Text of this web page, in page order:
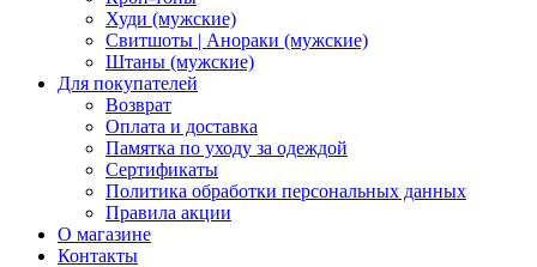
Худи (мужские)
Свитшоты | Анораки (мужские)
Штаны (мужские)
Для покупателей
Возврат
Оплата и доставка
Памятка по уходу за одеждой
Сертификаты
Политика обработки персональных данных
Правила акции
О магазине
Контакты